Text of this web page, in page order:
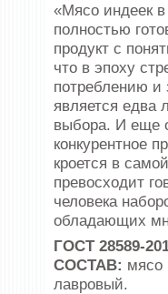
«Мясо индеек
полностью
продукт с
что в эпоху
потреблению и
является едва
выбора. И еще
конкурентное
кроется в
превосходит
человека
обладающих
ГОСТ 28589-
СОСТАВ: мясо
лавровый.